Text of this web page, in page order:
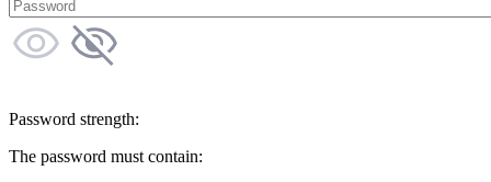
Password strength:
The password must contain: